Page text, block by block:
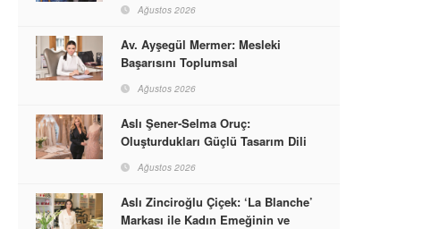
Ağustos 2026
Av. Ayşegül Mermer: Mesleki
Başarısını Toplumsal
Ağustos 2026
Aslı Şener-Selma Oruç:
Oluşturdukları Güçlü Tasarım Dili
Dünyasına İmzalarını Attılar
Ağustos 2026
Aslı Zinciroğlu Çiçek: ‘La Blanche’
Markası ile Kadın Emeğinin ve